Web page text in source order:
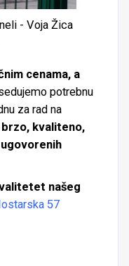
cenama, a
potrebnu
za rad na
kvaliteno,
našeg
57